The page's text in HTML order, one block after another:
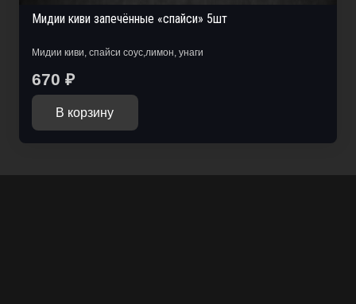
Мидии киви запечённые «спайси» 5шт
Мидии киви, спайси соус,лимон, унаги
670 ₽
В корзину